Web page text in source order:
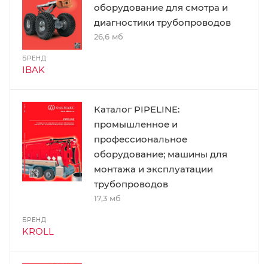
оборудование для смотра и
диагностики трубопроводов
26,6 мб
БРЕНД
IBAK
Каталог PIPELINE:
промышленное и
профессиональное
оборудование; машины для
монтажа и эксплуатации
трубопроводов
17,3 мб
БРЕНД
KROLL